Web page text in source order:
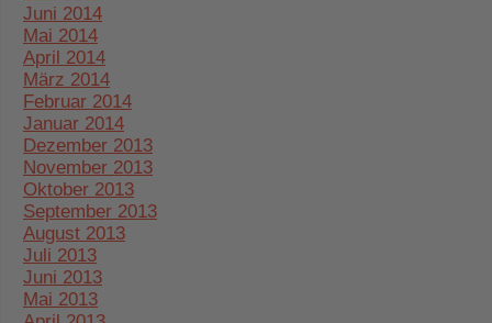
Juni 2014
Mai 2014
April 2014
März 2014
Februar 2014
Januar 2014
Dezember 2013
November 2013
Oktober 2013
September 2013
August 2013
Juli 2013
Juni 2013
Mai 2013